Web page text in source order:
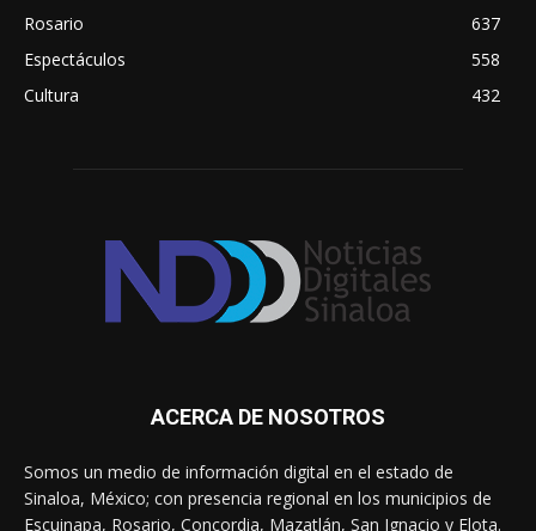
Rosario
637
Espectáculos
558
Cultura
432
ACERCA DE NOSOTROS
Somos un medio de información digital en el estado de
Sinaloa, México; con presencia regional en los municipios de
Escuinapa, Rosario, Concordia, Mazatlán, San Ignacio y Elota.